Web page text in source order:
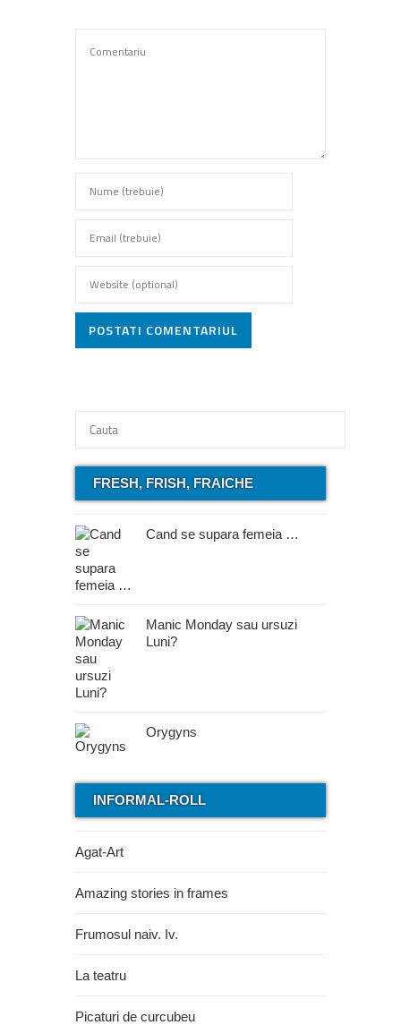
POSTATI COMENTARIUL
FRESH, FRISH, FRAICHE
Cand se supara femeia …
Manic Monday sau ursuzi
Luni?
Orygyns
INFORMAL-ROLL
Agat-Art
Amazing stories in frames
Frumosul naiv. Iv.
La teatru
Picaturi de curcubeu